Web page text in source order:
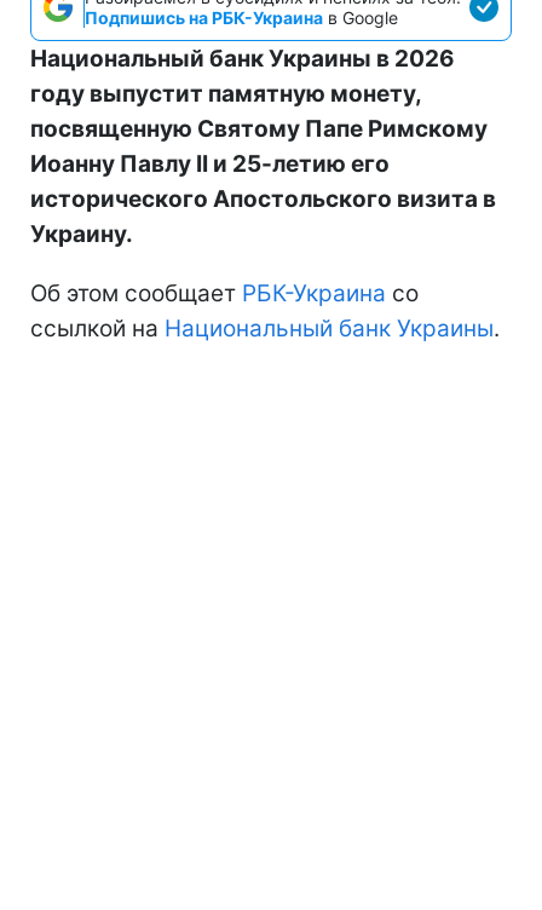
Подпишись на РБК-Украина в Google
Национальный банк Украины в 2026
году выпустит памятную монету,
посвященную Святому Папе Римскому
Иоанну Павлу II и 25-летию его
исторического Апостольского визита в
Украину.
Об этом сообщает РБК-Украина со
ссылкой на Национальный банк Украины.